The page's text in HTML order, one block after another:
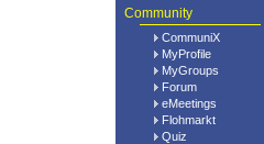
Community
CommuniX
MyProfile
MyGroups
Forum
eMeetings
Flohmarkt
Quiz